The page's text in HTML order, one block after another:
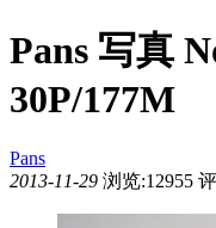
Pans 写真
30P/177M
Pans
2013-11-29 浏览:12955